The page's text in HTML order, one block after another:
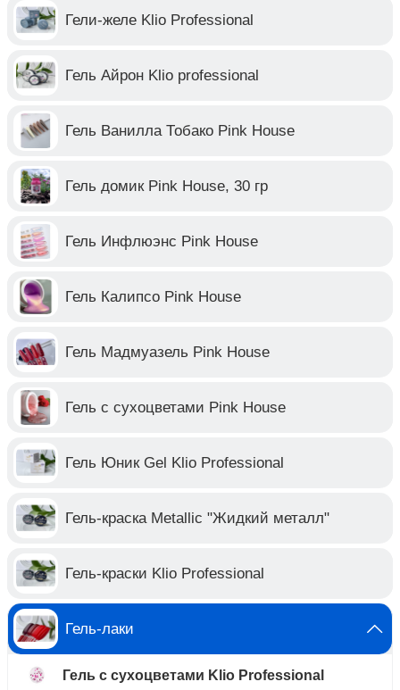
Гели-желе Klio Professional
Гель Айрон Klio professional
Гель Ванилла Тобако Pink House
Гель домик Pink House, 30 гр
Гель Инфлюэнс Pink House
Гель Калипсо Pink House
Гель Мадмуазель Pink House
Гель с сухоцветами Pink House
Гель Юник Gel Klio Professional
Гель-краска Metallic "Жидкий металл"
Гель-краски Klio Professional
Гель-лаки
Гель с сухоцветами Klio Professional